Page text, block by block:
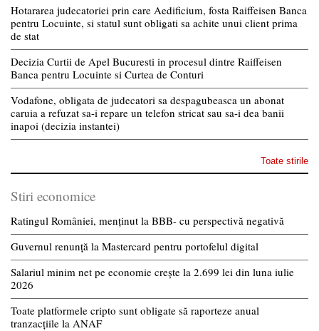
Hotararea judecatoriei prin care Aedificium, fosta Raiffeisen Banca
pentru Locuinte, si statul sunt obligati sa achite unui client prima
de stat
Decizia Curtii de Apel Bucuresti in procesul dintre Raiffeisen
Banca pentru Locuinte si Curtea de Conturi
Vodafone, obligata de judecatori sa despagubeasca un abonat
caruia a refuzat sa-i repare un telefon stricat sau sa-i dea banii
inapoi (decizia instantei)
Toate stirile
Stiri economice
Ratingul României, menținut la BBB- cu perspectivă negativă
Guvernul renunță la Mastercard pentru portofelul digital
Salariul minim net pe economie crește la 2.699 lei din luna iulie
2026
Toate platformele cripto sunt obligate să raporteze anual
tranzacțiile la ANAF